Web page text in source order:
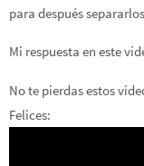
para después
Mi respuesta en este
No te pierdas estos
Felices: